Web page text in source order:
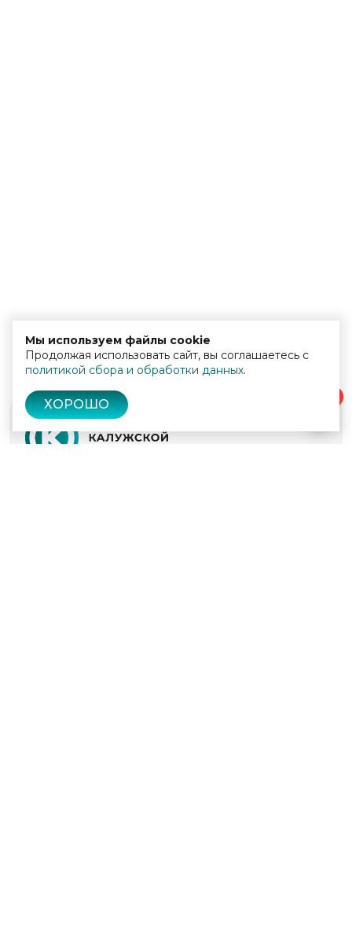
Мы используем файлы cookie
Продолжая использовать сайт, вы соглашаетесь с
политикой сбора и обработки данных.
ХОРОШО